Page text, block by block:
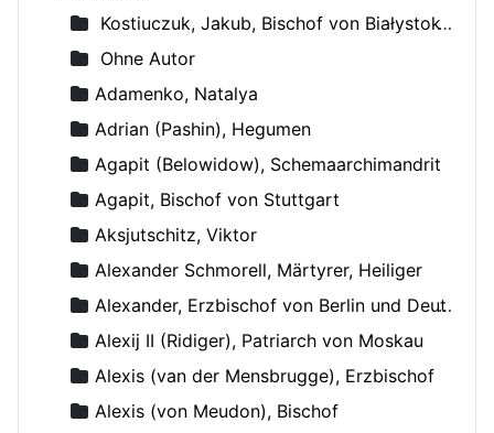
Kostiuczuk, Jakub, Bischof von Białystok und Gdańsk
Ohne Autor
Adamenko, Natalya
Adrian (Pashin), Hegumen
Agapit (Belowidow), Schemaarchimandrit
Agapit, Bischof von Stuttgart
Aksjutschitz, Viktor
Alexander Schmorell, Märtyrer, Heiliger
Alexander, Erzbischof von Berlin und Deutschland
Alexij II (Ridiger), Patriarch von Moskau
Alexis (van der Mensbrugge), Erzbischof
Alexis (von Meudon), Bischof